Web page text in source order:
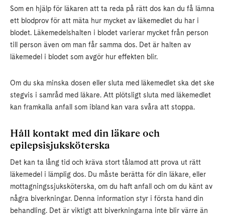
Som en hjälp för läkaren att ta reda på rätt dos kan du få lämna
ett blodprov för att mäta hur mycket av läkemedlet du har i
blodet. Läkemedelshalten i blodet varierar mycket från person
till person även om man får samma dos. Det är halten av
läkemedel i blodet som avgör hur effekten blir.
Om du ska minska dosen eller sluta med läkemedlet ska det ske
stegvis i samråd med läkare. Att plötsligt sluta med läkemedlet
kan framkalla anfall som ibland kan vara svåra att stoppa.
Håll kontakt med din läkare och
epilepsisjuksköterska
Det kan ta lång tid och kräva stort tålamod att prova ut rätt
läkemedel i lämplig dos. Du måste berätta för din läkare, eller
mottagningssjuksköterska, om du haft anfall och om du känt av
några biverkningar. Denna information styr i första hand din
behandling. Det är viktigt att biverkningarna inte blir värre än